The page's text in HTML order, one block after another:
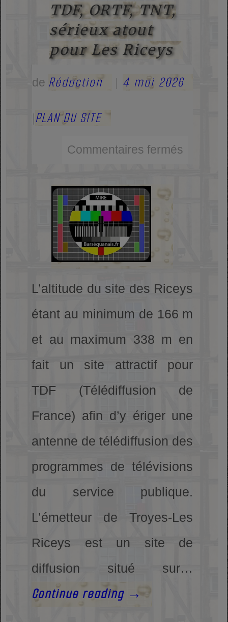
TDF, ORTF, TNT,
sérieux atout
pour Les Riceys
de Rédaction 4 mai 2026
PLAN DU SITE
Commentaires fermés
L’altitude du site des Riceys
étant au minimum de 166 m
et au maximum 338 m en
fait un site attractif pour
TDF (Télédiffusion de
France) afin d’y ériger une
antenne de télédiffusion des
programmes de télévisions
du service publique.
L’émetteur de Troyes-Les
Riceys est un site de
diffusion situé sur…
Continue reading →